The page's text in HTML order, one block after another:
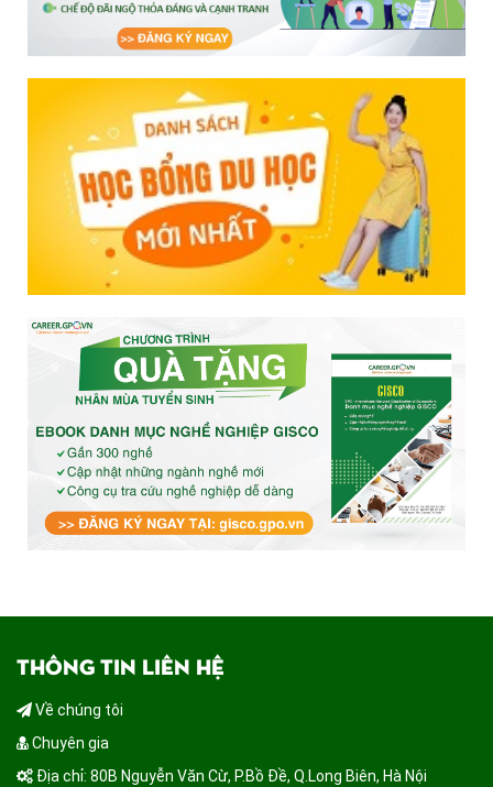
THÔNG TIN LIÊN HỆ
Về chúng tôi
Chuyên gia
Địa chỉ: 80B Nguyễn Văn Cừ, P.Bồ Đề, Q.Long Biên, Hà Nội